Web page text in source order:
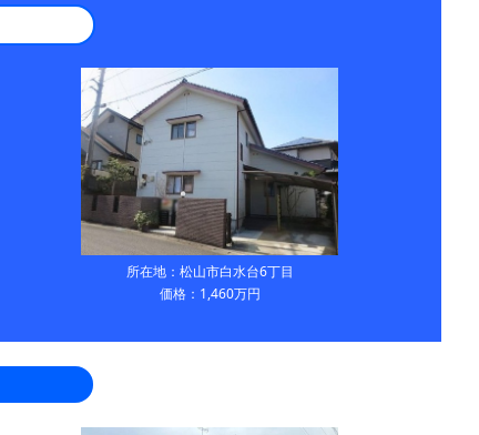
所在地：松山市白水台6丁目
価格：1,460万円